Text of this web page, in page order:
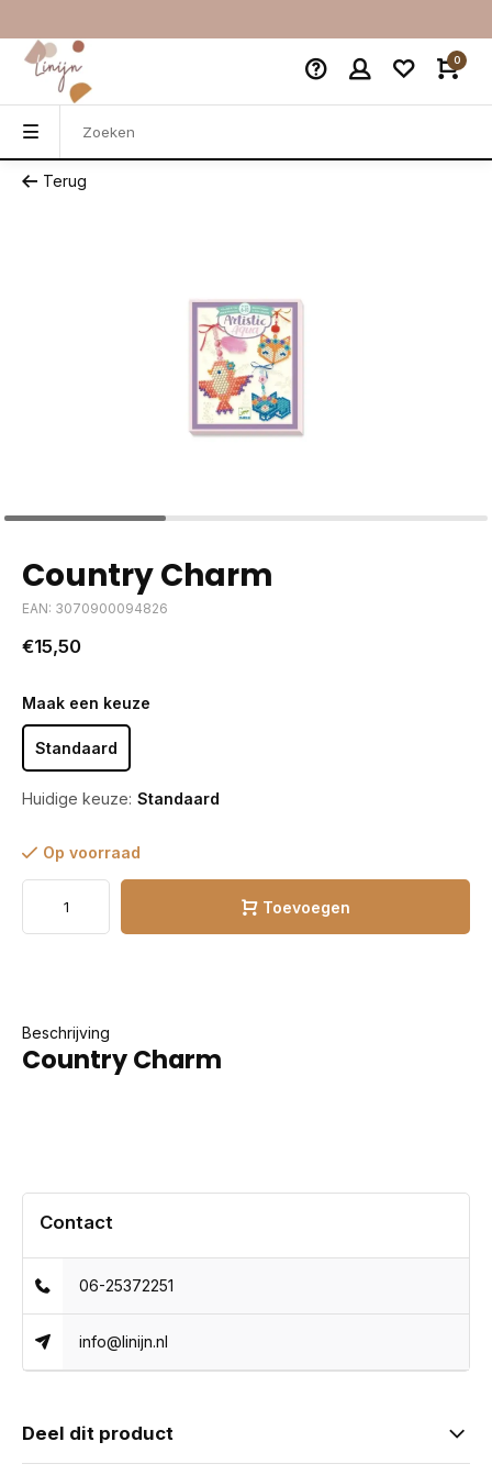
0
Terug
Country Charm
EAN: 3070900094826
€15,50
Maak een keuze
Standaard
Huidige keuze: Standaard
Op voorraad
Toevoegen
Beschrijving
Country Charm
Contact
06-25372251
info@linijn.nl
Deel dit product